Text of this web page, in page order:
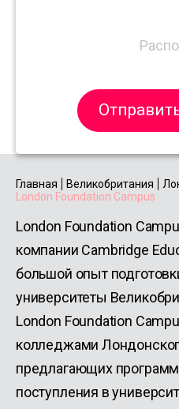
Главная Великобритания
London Foundation Campus
London Foundation
компании Cambridge
большой опыт
университеты
London Foundation
колледжами
предлагающих
поступления в